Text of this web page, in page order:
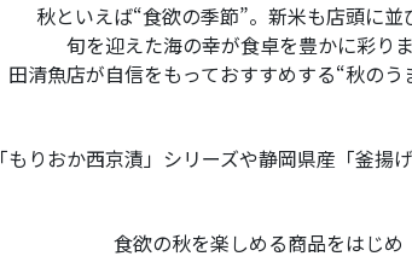
秋といえば“食欲の季節”。新米も店頭に並
旬を迎えた海の幸が食卓を豊かに彩りま
田清魚店が自信をもっておすすめする“秋のう
「もりおか西京漬」シリーズや静岡県産「釜揚
食欲の秋を楽しめる商品をはじめ